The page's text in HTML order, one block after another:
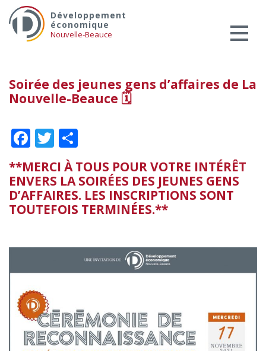
Services aux entreprises
Pro Bono
Services-conseils – démarrage
ACCOMPAGNEMENT RH
Zones et parcs industriels
TARIFS AMÉRICAINS
Fonds locaux d’investissement et
de solidarité
Toile entrepreneuriale Nouvelle-
Beauce
Événements et formations
content
Développement
économique
Nouvelle-Beauce
Soirée des jeunes gens d’affaires de La
Nouvelle-Beauce 🗓
Facebook
Twitter
**MERCI À TOUS POUR VOTRE INTÉRÊT
ENVERS LA SOIRÉES DES JEUNES GENS
D’AFFAIRES. LES INSCRIPTIONS SONT
TOUTEFOIS TERMINÉES.**